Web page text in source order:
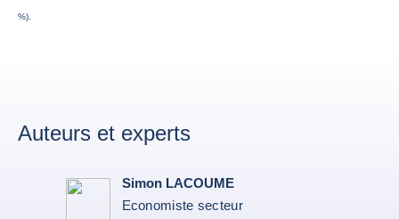
%).
Auteurs et experts
Simon LACOUME
Economiste secteur